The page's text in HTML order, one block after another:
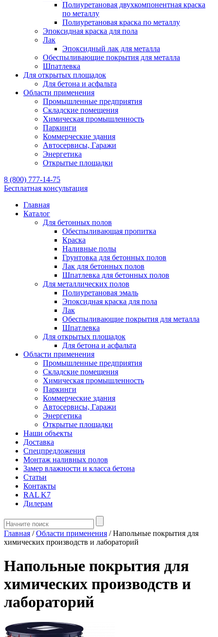
Полиуретановая двухкомпонентная краска
по металлу
Полиуретановая краска по металлу
Эпоксидная краска для пола
Лак
Эпоксидный лак для металла
Обеспыливающие покрытия для металла
Шпатлевка
Для открытых площадок
Для бетона и асфальта
Области применения
Промышленные предприятия
Складские помещения
Химическая промышленность
Паркинги
Коммерческие здания
Автосервисы, Гаражи
Энергетика
Открытые площадки
8 (800) 777-14-75
Бесплатная консультация
Главная
Каталог
Для бетонных полов
Обеспыливающая пропитка
Краска
Наливные полы
Грунтовка для бетонных полов
Лак для бетонных полов
Шпатлевка для бетонных полов
Для металлических полов
Полиуретановая эмаль
Эпоксидная краска для пола
Лак
Обеспыливающие покрытия для металла
Шпатлевка
Для открытых площадок
Для бетона и асфальта
Области применения
Промышленные предприятия
Складские помещения
Химическая промышленность
Паркинги
Коммерческие здания
Автосервисы, Гаражи
Энергетика
Открытые площадки
Наши объекты
Доставка
Спецпредложения
Монтаж наливных полов
Замер влажности и класса бетона
Статьи
Контакты
RAL K7
Дилерам
Главная /Области применения /Напольные покрытия для
химических производств и лабораторий
Напольные покрытия для
химических производств и
лабораторий